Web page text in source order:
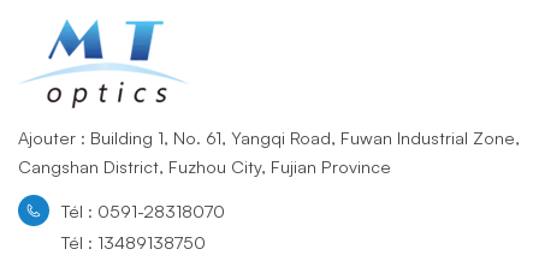
Ajouter : Building 1, No. 61, Yangqi Road, Fuwan Industrial Zone,
Cangshan District, Fuzhou City, Fujian Province
Tél : 0591-28318070
Tél : 13489138750